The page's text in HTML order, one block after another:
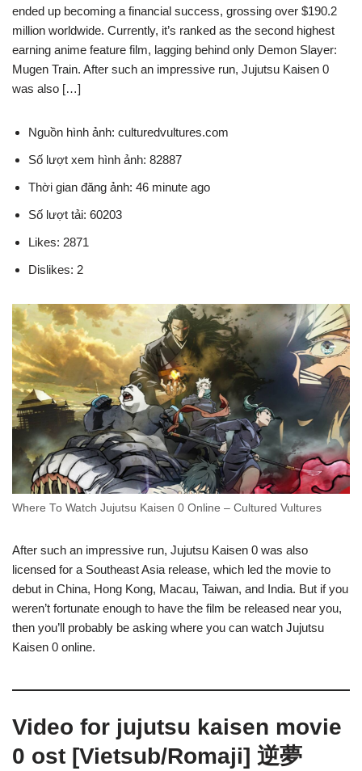
ended up becoming a financial success, grossing over $190.2
million worldwide. Currently, it’s ranked as the second highest
earning anime feature film, lagging behind only Demon Slayer:
Mugen Train. After such an impressive run, Jujutsu Kaisen 0
was also […]
Nguồn hình ảnh: culturedvultures.com
Số lượt xem hình ảnh: 82887
Thời gian đăng ảnh: 46 minute ago
Số lượt tải: 60203
Likes: 2871
Dislikes: 2
Where To Watch Jujutsu Kaisen 0 Online – Cultured Vultures
After such an impressive run, Jujutsu Kaisen 0 was also
licensed for a Southeast Asia release, which led the movie to
debut in China, Hong Kong, Macau, Taiwan, and India. But if you
weren’t fortunate enough to have the film be released near you,
then you’ll probably be asking where you can watch Jujutsu
Kaisen 0 online.
Video for jujutsu kaisen movie
0 ost [Vietsub/Romaji] 逆夢